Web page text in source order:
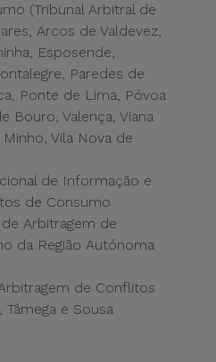
(Tribunal Arbitral de
Arcos de Valdevez,
Esposende,
Paredes de
Ponte de Lima, Póvoa
Bouro, Valença, Viana
Vila Nova de
de Informação e
de Consumo
Arbitragem de
da Região Autónoma
de Conflitos
e Sousa